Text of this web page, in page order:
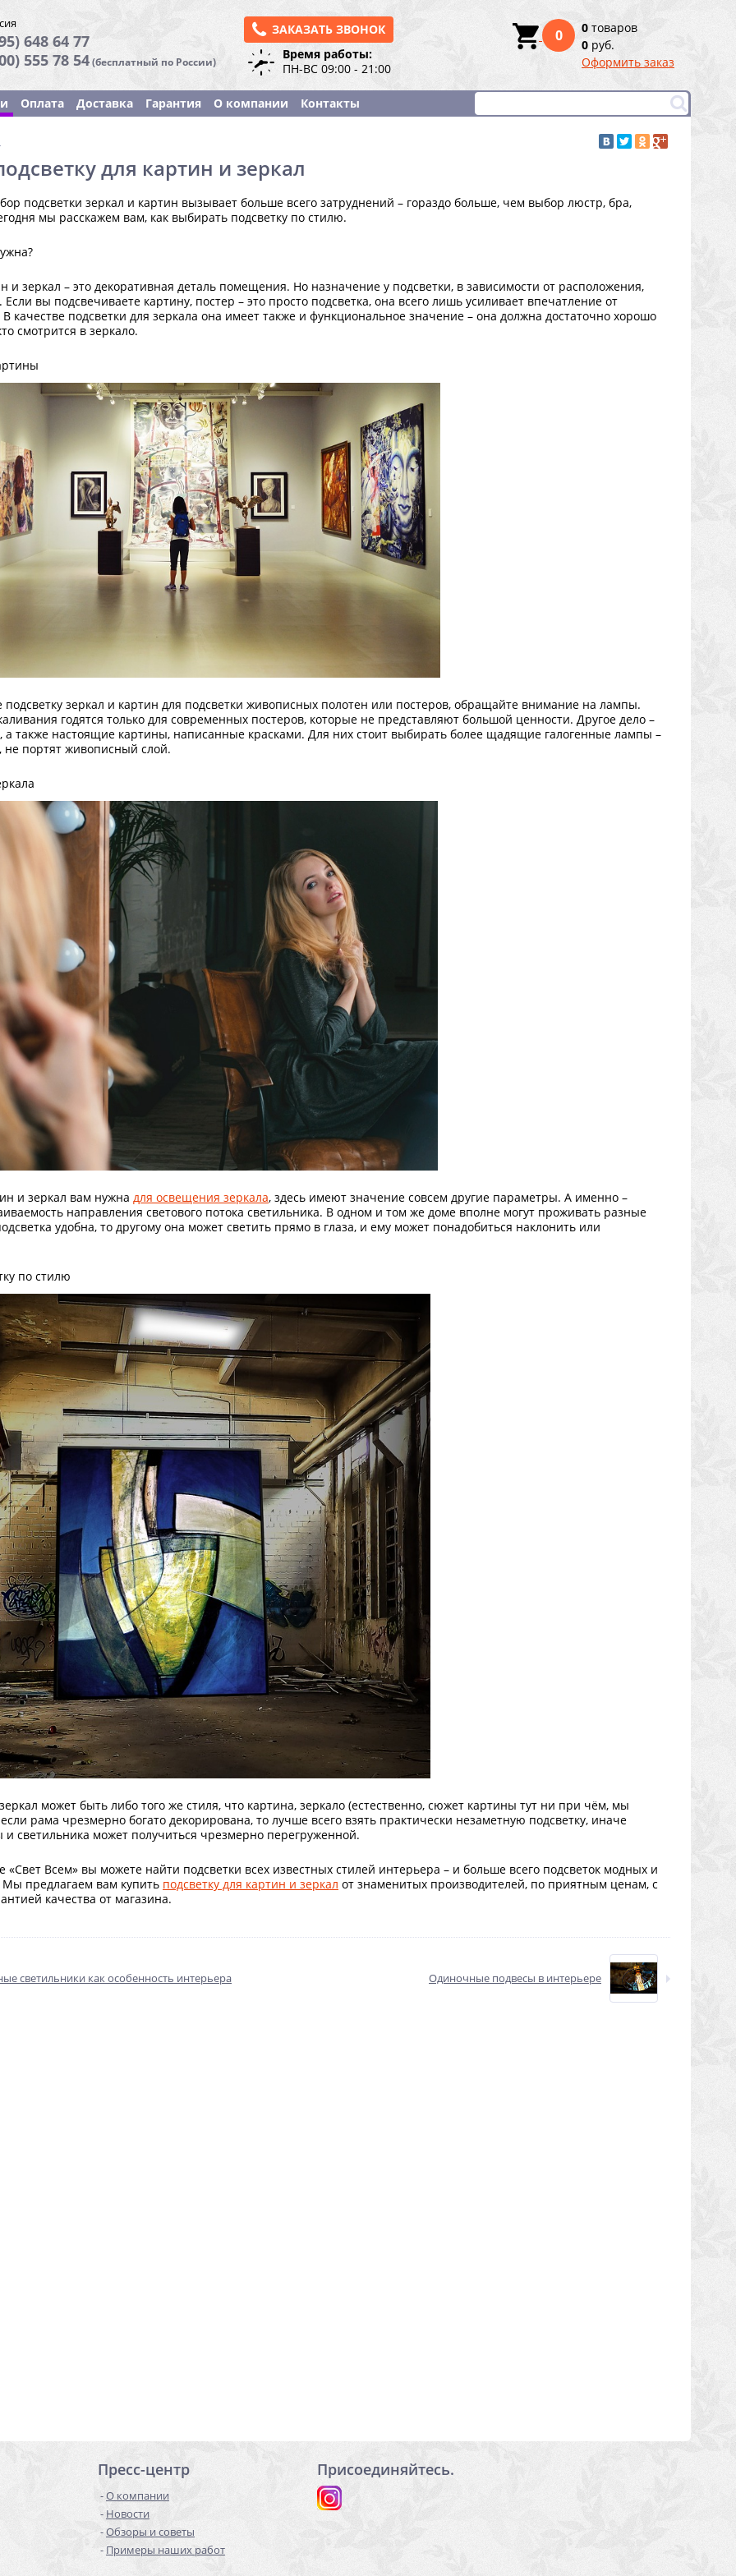
648 64 77
555 78 54(бесплатный по России)
ЗАКАЗАТЬ ЗВОНОК
Время работы:
ПН-ВС 09:00 - 21:00
0 0 товаров
0 руб.
Оформить заказ
Оплата Доставка Гарантия О компании Контакты
для картин и зеркал
подсветки зеркал и картин вызывает больше всего затруднений – гораздо больше, чем выбор люстр, бра,
мы расскажем вам, как выбирать подсветку по стилю.
и зеркал – это декоративная деталь помещения. Но назначение у подсветки, в зависимости от расположения,
вы подсвечиваете картину, постер – это просто подсветка, она всего лишь усиливает впечатление от
В качестве подсветки для зеркала она имеет также и функциональное значение – она должна достаточно хорошо
смотрится в зеркало.
подсветку зеркал и картин для подсветки живописных полотен или постеров, обращайте внимание на лампы.
годятся только для современных постеров, которые не представляют большой ценности. Другое дело –
также настоящие картины, написанные красками. Для них стоит выбирать более щадящие галогенные лампы –
не портят живописный слой.
и зеркал вам нужна для освещения зеркала, здесь имеют значение совсем другие параметры. А именно –
направления светового потока светильника. В одном и том же доме вполне могут проживать разные
удобна, то другому она может светить прямо в глаза, и ему может понадобиться наклонить или
по стилю
может быть либо того же стиля, что картина, зеркало (естественно, сюжет картины тут ни при чём, мы
рама чрезмерно богато декорирована, то лучше всего взять практически незаметную подсветку, иначе
светильника может получиться чрезмерно перегруженной.
«Свет Всем» вы можете найти подсветки всех известных стилей интерьера – и больше всего подсветок модных и
предлагаем вам купить подсветку для картин и зеркал от знаменитых производителей, по приятным ценам, с
качества от магазина.
светильники как особенность интерьера Одиночные подвесы в интерьере
Пресс-центр
О компании
Новости
Обзоры и советы
Примеры наших работ
Присоединяйтесь.